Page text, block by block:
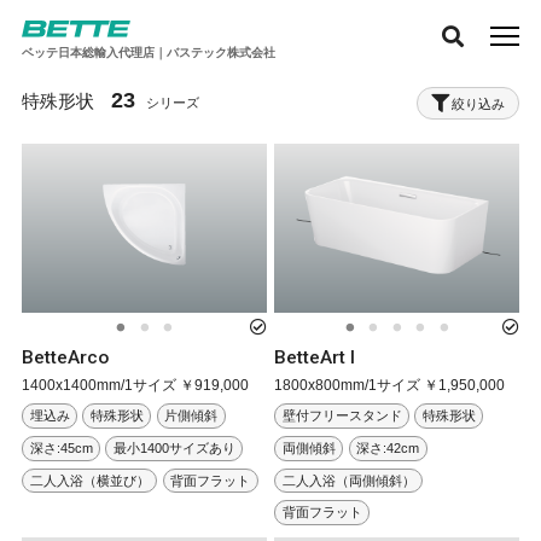
ベッテ日本総輸入代理店｜バステック株式会社
特殊形状 23 絞り込み
BetteArco
1400x1400mm/1サイズ ￥919,000
埋込み 特殊形状 片側傾斜
深さ:45cm 最小1400サイズあり
二人入浴（横並び） 背面フラット
BetteArt I
1800x800mm/1サイズ ￥1,950,000
壁付フリースタンド 特殊形状
両側傾斜 深さ:42cm
二人入浴（両側傾斜）
背面フラット